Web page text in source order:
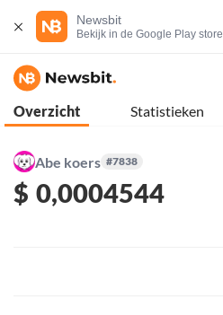
Newsbit
Bekijk in de Google Play store
Overzicht Statistieken
Abe koers #7838
$ 0,0004544